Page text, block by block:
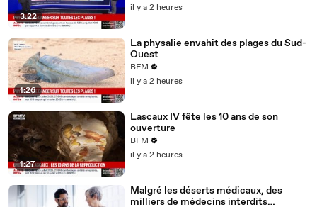
3:22
il y a 2 heures
1:26
La physalie envahit des plages du Sud-
Ouest
BFM
il y a 2 heures
1:27
Lascaux IV fête les 10 ans de son
ouverture
BFM
il y a 2 heures
Malgré les déserts médicaux, des
milliers de médecins interdits